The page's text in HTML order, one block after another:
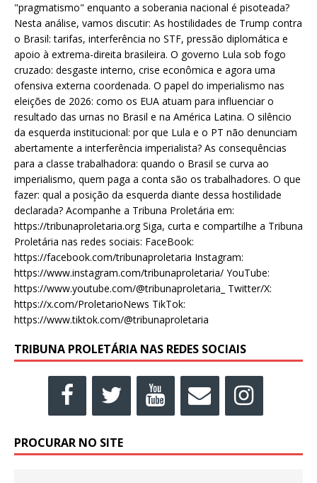
"pragmatismo" enquanto a soberania nacional é pisoteada?
Nesta análise, vamos discutir: As hostilidades de Trump contra
o Brasil: tarifas, interferência no STF, pressão diplomática e
apoio à extrema-direita brasileira. O governo Lula sob fogo
cruzado: desgaste interno, crise econômica e agora uma
ofensiva externa coordenada. O papel do imperialismo nas
eleições de 2026: como os EUA atuam para influenciar o
resultado das urnas no Brasil e na América Latina. O silêncio
da esquerda institucional: por que Lula e o PT não denunciam
abertamente a interferência imperialista? As consequências
para a classe trabalhadora: quando o Brasil se curva ao
imperialismo, quem paga a conta são os trabalhadores. O que
fazer: qual a posição da esquerda diante dessa hostilidade
declarada? Acompanhe a Tribuna Proletária em:
https://tribunaproletaria.org Siga, curta e compartilhe a Tribuna
Proletária nas redes sociais: FaceBook:
https://facebook.com/tribunaproletaria Instagram:
https://www.instagram.com/tribunaproletaria/ YouTube:
https://www.youtube.com/@tribunaproletaria_ Twitter/X:
https://x.com/ProletarioNews TikTok:
https://www.tiktok.com/@tribunaproletaria
TRIBUNA PROLETÁRIA NAS REDES SOCIAIS
PROCURAR NO SITE